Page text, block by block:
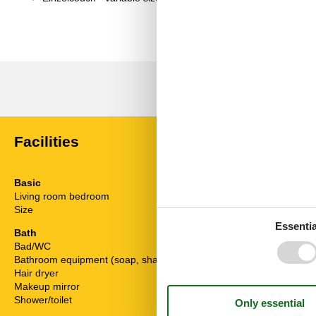
Facilities
Basic
Living room bedroom
Size
90 m²
Bath
Bad/WC
Bathroom equipment (soap, shampoo, etc.)
Hair dryer
Makeup mirror
Shower/toilet
Non-smokers
Smoke
Dishes and
Dishwasher
Extractor